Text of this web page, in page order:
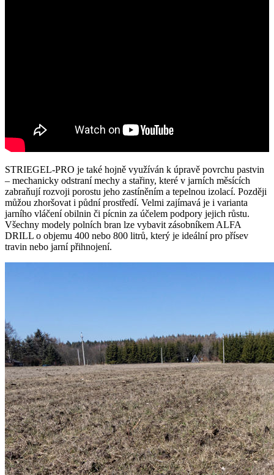
STRIEGEL-PRO je také hojně využíván k úpravě povrchu pastvin
– mechanicky odstraní mechy a stařiny, které v jarních měsících
zabraňují rozvoji porostu jeho zastíněním a tepelnou izolací. Později
můžou zhoršovat i půdní prostředí. Velmi zajímavá je i varianta
jarního vláčení obilnin či pícnin za účelem podpory jejich růstu.
Všechny modely polních bran lze vybavit zásobníkem ALFA
DRILL o objemu 400 nebo 800 litrů, který je ideální pro přísev
travin nebo jarní přihnojení.